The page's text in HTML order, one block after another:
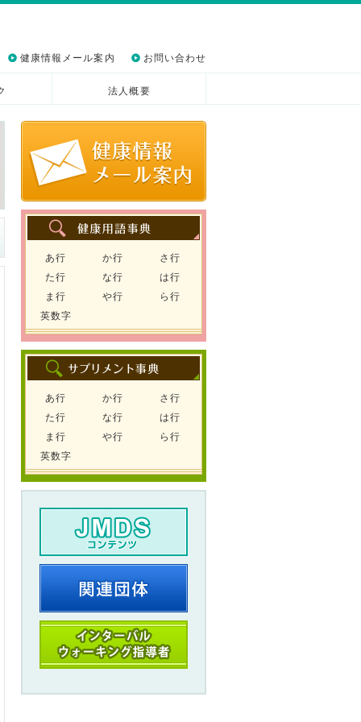
健康情報メール案内 お問い合わせ
法人概要
あ行 か行
さ行
た行
な行
は行
ま行
や行
ら行
英数字
あ行 か行
さ行
た行
な行
は行
ま行
や行
ら行
英数字